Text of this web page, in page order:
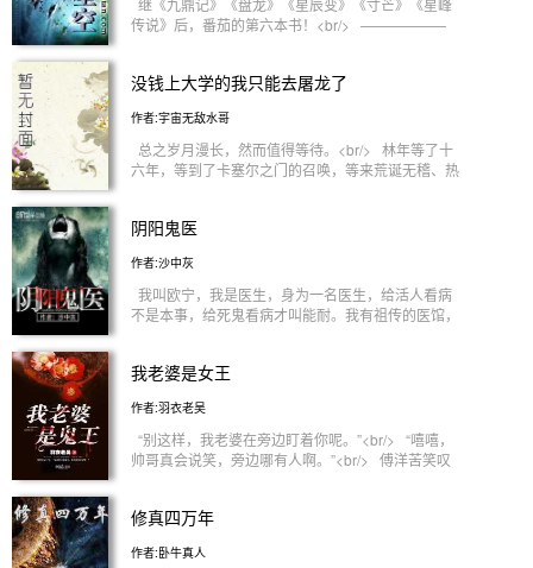
继《九鼎记》《盘龙》《星辰变》《寸芒》《星峰
传说》后，番茄的第六本书！<br/> ——————
咦，竟然蕴含‘星泪金’矿脉，真是天助我也，将这颗
80％。”脸色苍白的罗峰盘膝坐在一颗飞行的陨石
上，遥看远处的一颗无生命存在的行星。<br/>
——————<br/> 番茄第六部小说《吞噬星
没钱上大学的我只能去屠龙了
作者:宇宙无敌水哥
总之岁月漫长，然而值得等待。<br/> 林年等了十
六年，等到了卡塞尔之门的召唤，等来荒诞无稽、热
阴阳鬼医
作者:沙中灰
我叫欧宁，我是医生，身为一名医生，给活人看病
不是本事，给死鬼看病才叫能耐。我有祖传的医馆，
我老婆是女王
作者:羽衣老吴
“别这样，我老婆在旁边盯着你呢。”<br/> “嘻嘻，
帅哥真会说笑，旁边哪有人啊。”<br/> 傅洋苦笑叹
敌，偏偏爱吃醋！<br/> 且看他如何斩妖除魔，一路
保底三更，舵主打赏加一更，堂主打赏加两更，以此
修真四万年
作者:卧牛真人